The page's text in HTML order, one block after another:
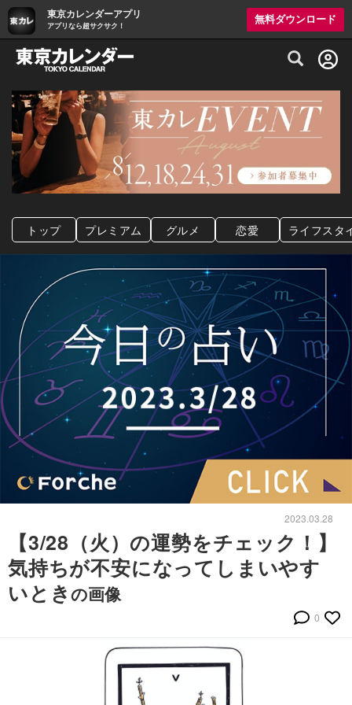
東京カレンダーアプリ
アプリなら超サクサク！
無料ダウンロード
グルメ情報・プレミアムレストラン予約
トップ プレミアム グルメ 恋愛 ライフスタ
2023.03.28
【3/28（火）の運勢をチェック！】
気持ちが不安になってしまいやす
いときの画像
0